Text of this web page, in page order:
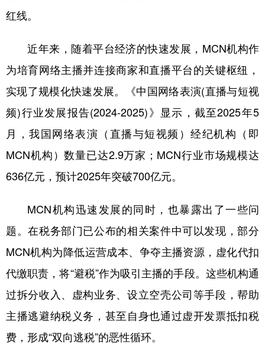
地方频道
北京 天津 河北 山西
辽宁 吉林 上海 江苏
浙江 安徽 福建 江西
山东 河南 湖北 湖南
English Español Français عربى
Русский язык 日本語 한국어
Deutsch Português
红线。
近年来，随着平台经济的快速发展，MCN机构作
为培育网络主播并连接商家和直播平台的关键枢纽，
实现了规模化快速发展。《中国网络表演(直播与短视
频)行业发展报告(2024-2025)》显示，截至2025年5
月，我国网络表演（直播与短视频）经纪机构（即
MCN机构）数量已达2.9万家；MCN行业市场规模达
636亿元，预计2025年突破700亿元。
MCN机构迅速发展的同时，也暴露出了一些问
题。在税务部门已公布的相关案件中可以发现，部分
MCN机构为降低运营成本、争夺主播资源，虚化代扣
代缴职责，将“避税”作为吸引主播的手段。这些机构通
过拆分收入、虚构业务、设立空壳公司等手段，帮助
主播逃避纳税义务，甚至自身也通过虚开发票抵扣税
费，形成“双向逃税”的恶性循环。